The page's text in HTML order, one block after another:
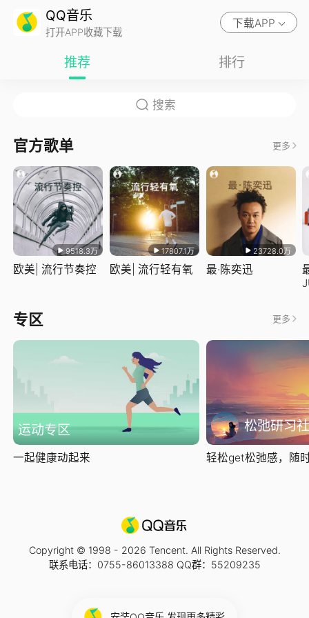
QQ音乐
打开APP收藏下载
下载APP
推荐 排行
官方歌单 更多
9518.3万
欧美| 流行节奏控
17807.1万
欧美| 流行轻有氧
23728.0万
最·陈奕迅
专区 更多
运动专区
一起健康动起来
松弛研习社
轻松get松弛感，随
Copyright © 1998 - 2026 Tencent. All Rights Reserved.
联系电话：0755-86013388 QQ群：55209235